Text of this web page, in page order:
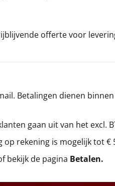
offerte voor
Betalingen dienen
gaan uit van het excl.
rekening is mogelijk tot
bekijk de pagina Betalen.